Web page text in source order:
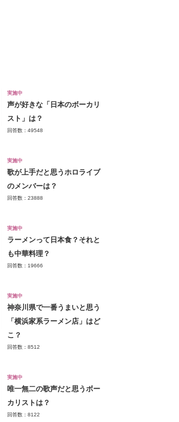
実施中
声が好きな「日本のボーカリ
スト」は？
回答数：49548
実施中
歌が上手だと思うホロライブ
のメンバーは？
回答数：23888
実施中
ラーメンって日本食？それと
も中華料理？
回答数：19666
実施中
神奈川県で一番うまいと思う
「横浜家系ラーメン店」はど
こ？
回答数：8512
実施中
唯一無二の歌声だと思うボー
カリストは？
回答数：8122